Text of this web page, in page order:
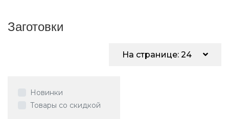
Заготовки
На странице: 24
Новинки
Товары со скидкой